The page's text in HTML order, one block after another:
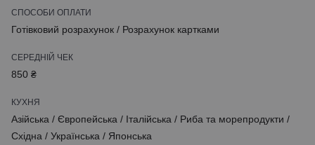
СПОСОБИ ОПЛАТИ
Готівковий розрахунок / Розрахунок картками
СЕРЕДНІЙ ЧЕК
850 ₴
КУХНЯ
Азійська / Європейська / Італійська / Риба та морепродукти /
Східна / Українська / Японська